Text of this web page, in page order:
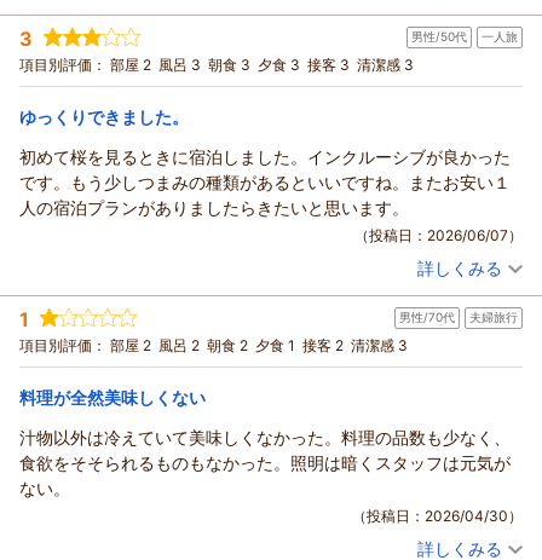
う、チェックインから夕食後までゆったりとおくつろぎいただ
ける時間をご提供しております。
なかどん様にも、チェックイン後のラウンジで生ビールをお楽
しみいただき、ご満足いただけたとのこと、大変嬉しく拝読い
たしました。
ようで何よりでございます。
「また行きたいです」とのお言葉は、私どもにとりまして何よ
りの励みでございます。
これからも皆様に心地よいご滞在をご提供できるよう、スタッ
フ一同、より一層サービスの向上に努めてまいります。
また、なかどん様にお会いできます日を、スタッフ一同心より
お待ち申し上げております。
アップルおもてなし向上委員会
（返信日：2026/07/31）
宿泊時期： 2026年06月宿泊 (一人旅)
投稿者： イトウさんさん
宿泊プラン： 【一人旅歓迎★朝食のみプラン】源泉かけ流し満喫♪「マグロ
の漬け」など40品目朝食バイキング
和室 朝のみ
宿泊価格帯： 17,001～18,000円(大人一人あたり/税込)
3 男性/50代 一人旅
項目別評価： 部屋 2 風呂 3 朝食 3 夕食 3 接客 3 清潔感 3
ゆっくりできました。
初めて桜を見るときに宿泊しました。インクルーシブが良かった
です。もう少しつまみの種類があるといいですね。またお安い１
人の宿泊プランがありましたらきたいと思います。
（投稿日：2026/06/07）
投稿者： ゆうさん(男性/50代)
宿泊プラン： 【一人旅／2食付】青森県産品をおりこんだバイキング＜ダイ
ニング星の金貨＞★90分間セルフ飲み放題付
和室 朝・夕
宿泊価格帯： 24,001～25,000円(大人一人あたり/税込)
ゆう様
このたびは数あるお宿の中からホテルアップルランドをご利用
いただき、誠にありがとうございました。
また、初めての桜のご旅行に当館をお選びいただきましたこ
詳しくみる
1 男性/70代 夫婦旅行
項目別評価： 部屋 2 風呂 2 朝食 2 夕食 1 接客 2 清潔感 3
料理が全然美味しくない
汁物以外は冷えていて美味しくなかった。料理の品数も少なく、
食欲をそそられるものもなかった。照明は暗くスタッフは元気が
ない。
（投稿日：2026/04/30）
詳しくみる